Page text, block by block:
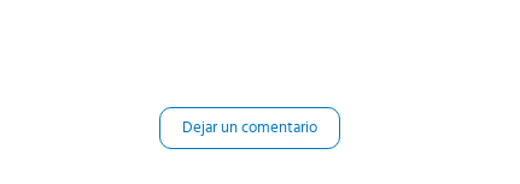
Dejar un comentario